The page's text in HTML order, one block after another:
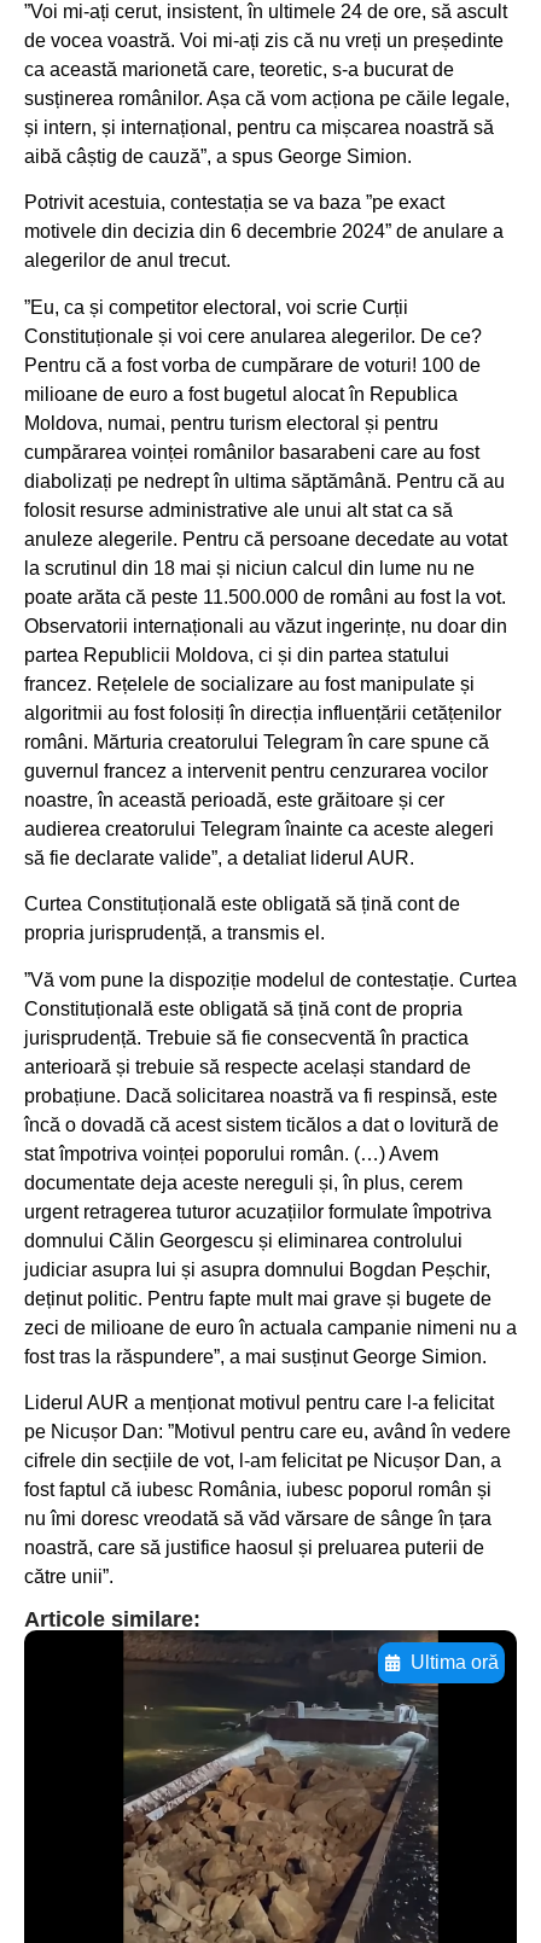
”Voi mi-ați cerut, insistent, în ultimele 24 de ore, să ascult
de vocea voastră. Voi mi-ați zis că nu vreți un președinte
ca această marionetă care, teoretic, s-a bucurat de
susținerea românilor. Așa că vom acționa pe căile legale,
și intern, și internațional, pentru ca mișcarea noastră să
aibă câștig de cauză”, a spus George Simion.
Potrivit acestuia, contestația se va baza ”pe exact
motivele din decizia din 6 decembrie 2024” de anulare a
alegerilor de anul trecut.
”Eu, ca și competitor electoral, voi scrie Curții
Constituționale și voi cere anularea alegerilor. De ce?
Pentru că a fost vorba de cumpărare de voturi! 100 de
milioane de euro a fost bugetul alocat în Republica
Moldova, numai, pentru turism electoral și pentru
cumpărarea voinței românilor basarabeni care au fost
diabolizați pe nedrept în ultima săptămână. Pentru că au
folosit resurse administrative ale unui alt stat ca să
anuleze alegerile. Pentru că persoane decedate au votat
la scrutinul din 18 mai și niciun calcul din lume nu ne
poate arăta că peste 11.500.000 de români au fost la vot.
Observatorii internaționali au văzut ingerințe, nu doar din
partea Republicii Moldova, ci și din partea statului
francez. Rețelele de socializare au fost manipulate și
algoritmii au fost folosiți în direcția influențării cetățenilor
români. Mărturia creatorului Telegram în care spune că
guvernul francez a intervenit pentru cenzurarea vocilor
noastre, în această perioadă, este grăitoare și cer
audierea creatorului Telegram înainte ca aceste alegeri
să fie declarate valide”, a detaliat liderul AUR.
Curtea Constituțională este obligată să țină cont de
propria jurisprudență, a transmis el.
”Vă vom pune la dispoziție modelul de contestație. Curtea
Constituțională este obligată să țină cont de propria
jurisprudență. Trebuie să fie consecventă în practica
anterioară și trebuie să respecte același standard de
probațiune. Dacă solicitarea noastră va fi respinsă, este
încă o dovadă că acest sistem ticălos a dat o lovitură de
stat împotriva voinței poporului român. (…) Avem
documentate deja aceste nereguli și, în plus, cerem
urgent retragerea tuturor acuzațiilor formulate împotriva
domnului Călin Georgescu și eliminarea controlului
judiciar asupra lui și asupra domnului Bogdan Peșchir,
deținut politic. Pentru fapte mult mai grave și bugete de
zeci de milioane de euro în actuala campanie nimeni nu a
fost tras la răspundere”, a mai susținut George Simion.
Liderul AUR a menționat motivul pentru care l-a felicitat
pe Nicușor Dan: ”Motivul pentru care eu, având în vedere
cifrele din secțiile de vot, l-am felicitat pe Nicușor Dan, a
fost faptul că iubesc România, iubesc poporul român și
nu îmi doresc vreodată să văd vărsare de sânge în țara
noastră, care să justifice haosul și preluarea puterii de
către unii”.
Articole similare:
Ultima oră
Adaugă aici textul pentru
subtitluAdaugă aici
textul pentru
subtitluAdaugă aici
textul pentru
subtitluAdaugă aici